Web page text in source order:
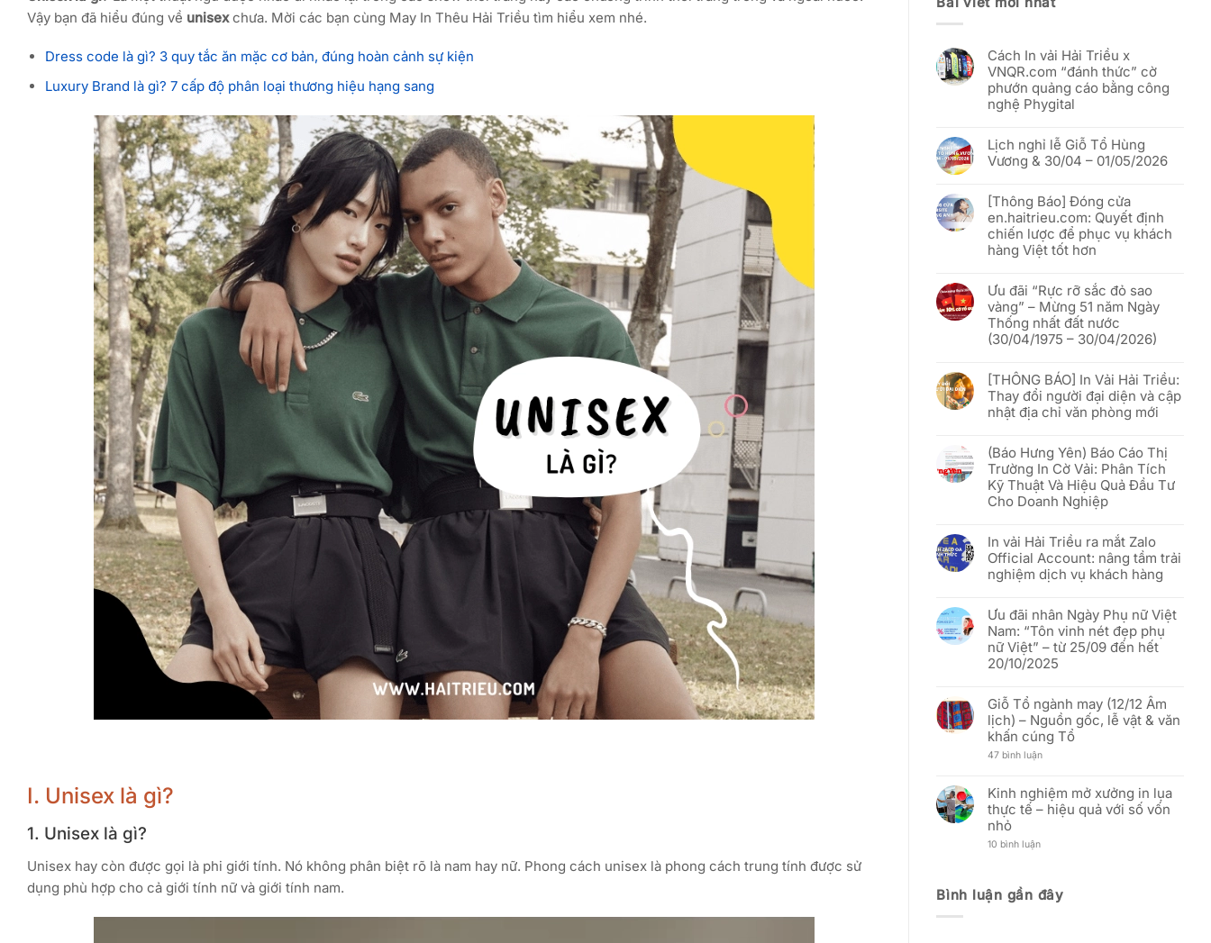
Vậy bạn đã hiểu đúng về unisexchưa. Mời các bạn cùng May In Thêu Hải Triều tìm hiểu xem nhé.
Dress code là gì? 3 quy tắc ăn mặc cơ bản, đúng hoàn cảnh sự kiện
Luxury Brand là gì? 7 cấp độ phân loại thương hiệu hạng sang
I. Unisex là gì?
1. Unisex là gì?
Unisex hay còn được gọi là phi giới tính. Nó không phân biệt rõ là nam hay nữ. Phong cách unisex là phong cách trung tính được sử
dụng phù hợp cho cả giới tính nữ và giới tính nam.
Cách In vải Hải Triều x
VNQR.com “đánh thức” cờ
phướn quảng cáo bằng công
nghệ Phygital
bình
luận
ở
vải
Hải
Triều
x
VNQR.com
“đánh
phướn
quảng
cáo
bằng
công
nghệ
Phygital
Lịch nghỉ lễ Giỗ Tổ Hùng
Vương & 30/04 – 01/05/2026
bình
luận
ở
Lịch
nghỉ
lễ
Hùng
Vương
&
30/04
01/05/2026
[Thông Báo] Đóng cửa
en.haitrieu.com: Quyết định
chiến lược để phục vụ khách
hàng Việt tốt hơn
bình
luận
ở
[Thông
Báo]
Đóng
Quyết
định
chiến
lược
để
khách
hàng
Việt
tốt
hơn
Ưu đãi “Rực rỡ sắc đỏ sao
vàng” – Mừng 51 năm Ngày
Thống nhất đất nước
(30/04/1975 – 30/04/2026)
bình
luận
Ưu
đãi
sắc
đỏ
sao
vàng”
–
Mừng
Ngày
Thống
nhất
đất
nước
30/04/2026)
[THÔNG BÁO] In Vải Hải Triều:
Thay đổi người đại diện và cập
nhật địa chỉ văn phòng mới
bình
luận
[THÔNG
BÁO]
In
Triều:
Thay
đổi
người
đại
cập
nhật
địa
chỉ
văn
phòng
(Báo Hưng Yên) Báo Cáo Thị
Trường In Cờ Vải: Phân Tích
Kỹ Thuật Và Hiệu Quả Đầu Tư
Cho Doanh Nghiệp
bình
luận
ở
(Báo
Hưng
Cáo
Thị
Trường
In
Cờ
Vải:
Kỹ
Thuật
Và
Hiệu
Quả
Đầu
Doanh
Nghiệp
In vải Hải Triều ra mắt Zalo
Official Account: nâng tầm trải
nghiệm dịch vụ khách hàng
bình
luận
ở
In
vải
Hải
mắt
Zalo
Official
Account:
nâng
tầm
dịch
vụ
khách
hàng
Ưu đãi nhân Ngày Phụ nữ Việt
Nam: “Tôn vinh nét đẹp phụ
nữ Việt” – từ 25/09 đến hết
20/10/2025
bình
luận
ở
Ưu
đãi
nhân
nữ
Việt
Nam:
“Tôn
vinh
nét
–
từ
Giỗ Tổ ngành may (12/12 Âm
lịch) – Nguồn gốc, lễ vật & văn
khấn cúng Tổ
47 bình luậnở
ngành
may
(12/12
&
văn
Kinh nghiệm mở xưởng in lụa
thực tế – hiệu quả với số vốn
nhỏ
10 bình luậnở
xưởng
in
Bình luận gần đây